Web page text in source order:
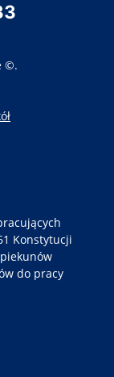
©.
otwiera się w
Konstytucji
do pracy